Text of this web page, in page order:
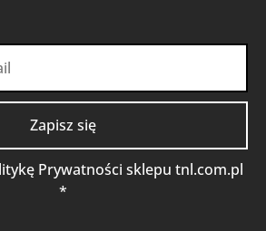
Prywatności sklepu tnl.com.pl
*